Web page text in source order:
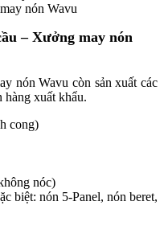
nón Wavu
– Xưởng may nón
nón Wavu còn sản xuất các
hàng xuất khẩu.
cong)
nóc)
biệt: nón 5-Panel, nón beret,